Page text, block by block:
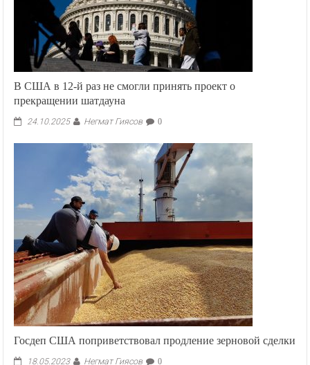
В США в 12-й раз не смогли принять проект о
прекращении шатдауна
24.10.2025 Негмат Гиясов 0
Госдеп США поприветствовал продление зерновой сделки
18.05.2023 Негмат Гиясов 0